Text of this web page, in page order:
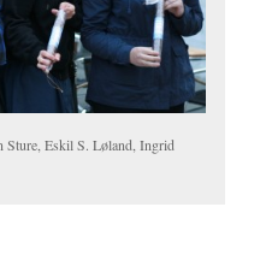
Sture, Eskil S. Løland, Ingrid